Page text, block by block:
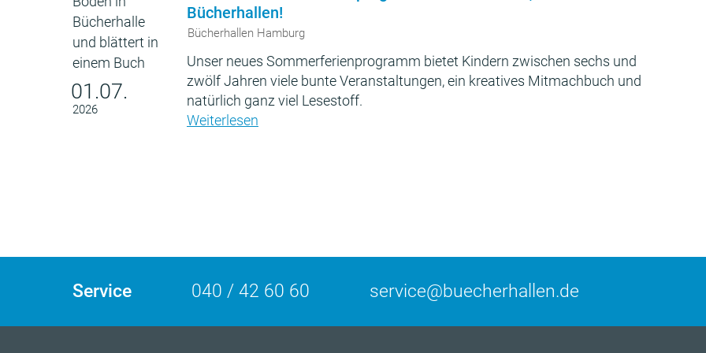
01.07.
2026
Bücherhallen!
Bücherhallen Hamburg
Unser neues Sommerferienprogramm bietet Kindern zwischen sechs und
zwölf Jahren viele bunte Veranstaltungen, ein kreatives Mitmachbuch und
natürlich ganz viel Lesestoff.
Weiterlesen
Service 040 / 42 60 60 service@buecherhallen.de